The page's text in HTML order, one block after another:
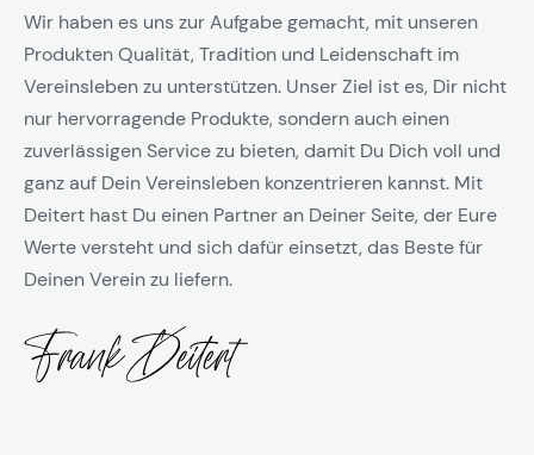
Wir haben es uns zur Aufgabe gemacht, mit unseren
Produkten Qualität, Tradition und Leidenschaft im
Vereinsleben zu unterstützen. Unser Ziel ist es, Dir nicht
nur hervorragende Produkte, sondern auch einen
zuverlässigen Service zu bieten, damit Du Dich voll und
ganz auf Dein Vereinsleben konzentrieren kannst. Mit
Deitert hast Du einen Partner an Deiner Seite, der Eure
Werte versteht und sich dafür einsetzt, das Beste für
Deinen Verein zu liefern.